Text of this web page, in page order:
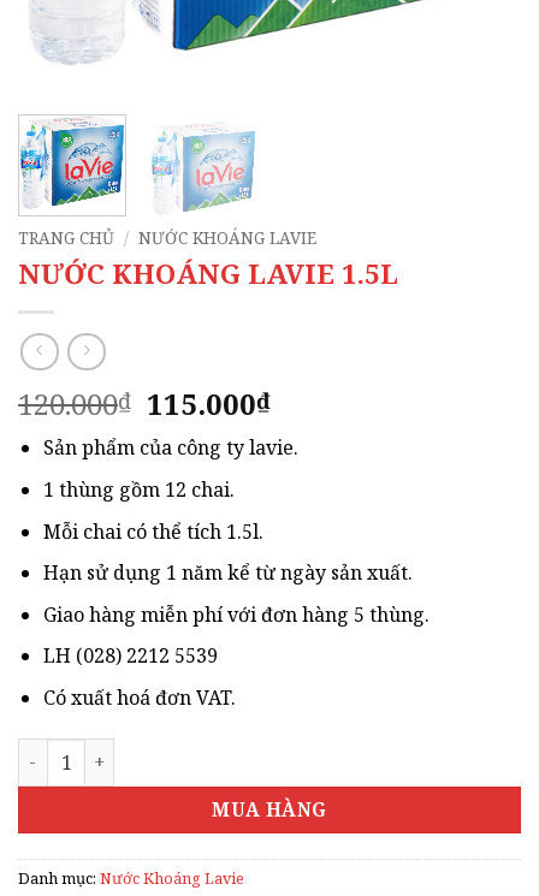
TRANG CHỦ / NƯỚC KHOÁNG LAVIE
NƯỚC KHOÁNG LAVIE 1.5L
120.000₫ Giá
gốc
là:
120.000₫.
115.000₫Giá
hiện
tại
Sản phẩm của công ty lavie.
1 thùng gồm 12 chai.
Mỗi chai có thể tích 1.5l.
Hạn sử dụng 1 năm kể từ ngày sản xuất.
Giao hàng miễn phí với đơn hàng 5 thùng.
LH (028) 2212 5539
Có xuất hoá đơn VAT.
NƯỚC KHOÁNG LAVIE 1.5L số lượng
MUA HÀNG
Danh mục: Nước Khoáng Lavie